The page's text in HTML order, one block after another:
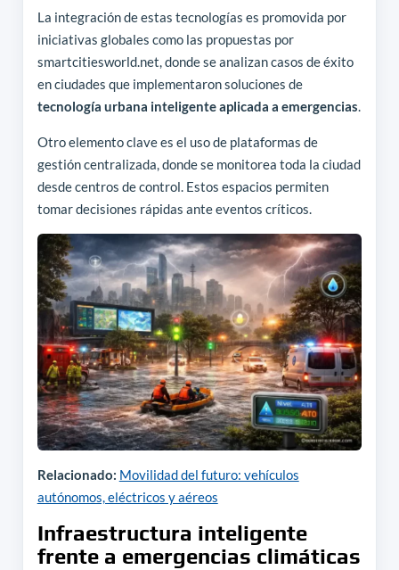
La integración de estas tecnologías es promovida por
iniciativas globales como las propuestas por
smartcitiesworld.net, donde se analizan casos de éxito
en ciudades que implementaron soluciones de
tecnología urbana inteligente aplicada a emergencias.
Otro elemento clave es el uso de plataformas de
gestión centralizada, donde se monitorea toda la ciudad
desde centros de control. Estos espacios permiten
tomar decisiones rápidas ante eventos críticos.
Relacionado: Movilidad del futuro: vehículos
autónomos, eléctricos y aéreos
Infraestructura inteligente
frente a emergencias climáticas